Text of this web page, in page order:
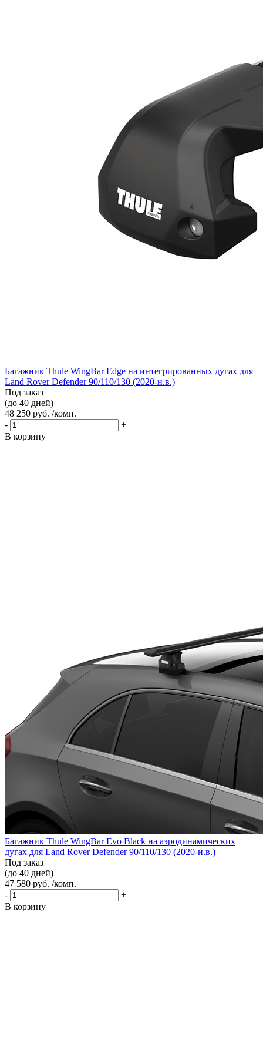
Багажник Thule WingBar Edge на интегрированных дугах для
Land Rover Defender 90/110/130 (2020-н.в.)
Под заказ
(до 40 дней)
48 250 руб. /комп.
-
+
В корзину
Багажник Thule WingBar Evo Black на аэродинамических
дугах для Land Rover Defender 90/110/130 (2020-н.в.)
Под заказ
(до 40 дней)
47 580 руб. /комп.
-
+
В корзину